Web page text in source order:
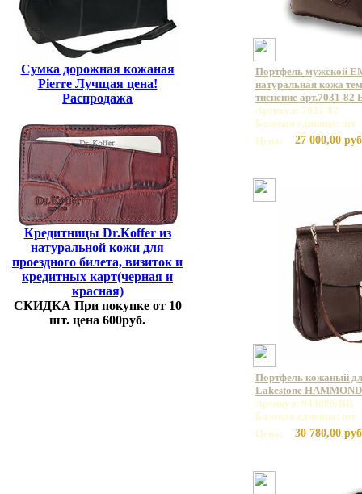
Сумка дорожная кожаная
Pierre Лучщая цена!
Распродажа
Кредитницы Dr.Koffer из
натуральной кожи для
проездного билета, визиток и
кредитных карт(черная и
красная)
СКИДКА При покупке от 10
шт. цена 600руб.
Портфель мужской
натуральная кожа
тиснение арт.7031-82
Артикул: 7031-82
Базовая единица: шт
Цена:
27 000,00
Портфель кожаный
Lakestone
Артикул: 943086/BR
Базовая единица: шт
Цена:
30 780,00